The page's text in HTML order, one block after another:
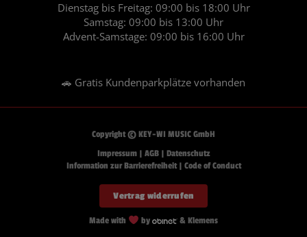
Dienstag bis Freitag: 09:00 bis 18:00 Uhr
Samstag: 09:00 bis 13:00 Uhr
Advent-Samstage: 09:00 bis 16:00 Uhr
🚗 Gratis Kundenparkplätze vorhanden
Copyright © KEY-WI MUSIC GmbH
Impressum| AGB| Datenschutz
Information zur Barrierefreiheit| Code of Conduct
Vertrag widerrufen
Made with by & Klemens